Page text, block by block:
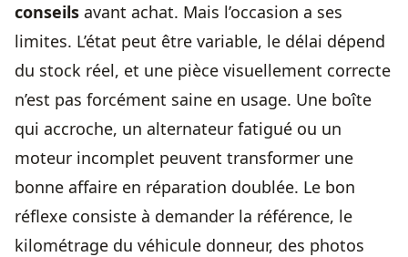
conseils avant achat. Mais l’occasion a ses
limites. L’état peut être variable, le délai dépend
du stock réel, et une pièce visuellement correcte
n’est pas forcément saine en usage. Une boîte
qui accroche, un alternateur fatigué ou un
moteur incomplet peuvent transformer une
bonne affaire en réparation doublée. Le bon
réflexe consiste à demander la référence, le
kilométrage du véhicule donneur, des photos